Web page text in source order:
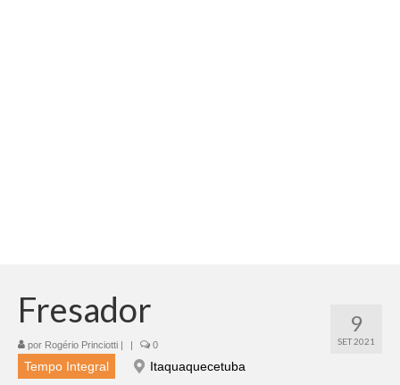
9
SET 2021
Fresador
por Rogério Princiotti | | 0
Tempo Integral
Itaquaquecetuba